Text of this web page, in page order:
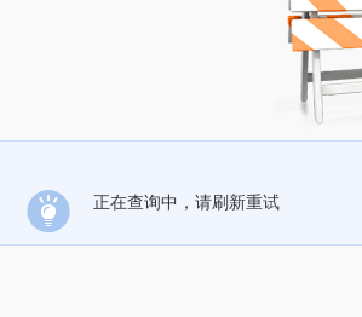
正在查询中，请刷新重试